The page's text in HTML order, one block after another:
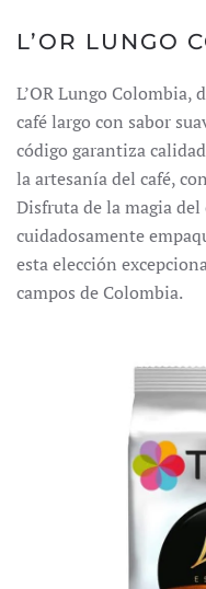
L’OR LUNGO
L’OR Lungo Colombia,
café largo con sabor
código garantiza
la artesanía del café,
Disfruta de la magia del
cuidadosamente
esta elección
campos de Colombia.